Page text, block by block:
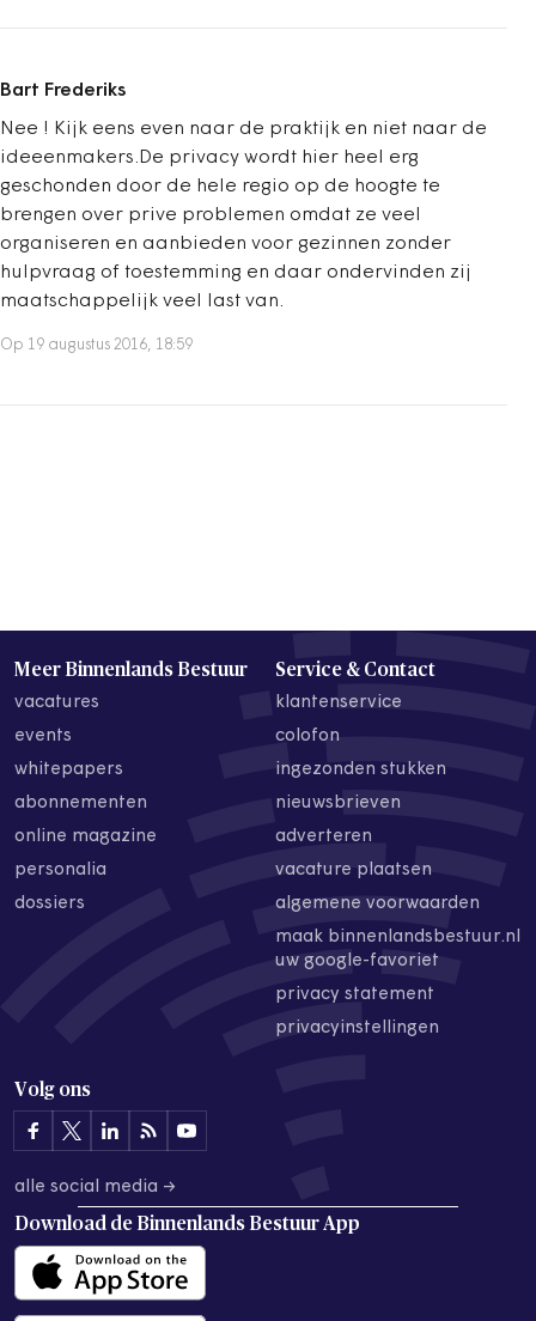
Bart Frederiks
Nee ! Kijk eens even naar de praktijk en niet naar de
ideeenmakers.De privacy wordt hier heel erg
geschonden door de hele regio op de hoogte te
brengen over prive problemen omdat ze veel
organiseren en aanbieden voor gezinnen zonder
hulpvraag of toestemming en daar ondervinden zij
maatschappelijk veel last van.
Op 19 augustus 2016, 18:59
Meer Binnenlands Bestuur
vacatures
events
whitepapers
abonnementen
online magazine
personalia
dossiers
Service & Contact
klantenservice
colofon
ingezonden stukken
nieuwsbrieven
adverteren
vacature plaatsen
algemene voorwaarden
maak binnenlandsbestuur.nl
uw google-favoriet
privacy statement
privacyinstellingen
Volg ons
alle social media →
Download de Binnenlands Bestuur App